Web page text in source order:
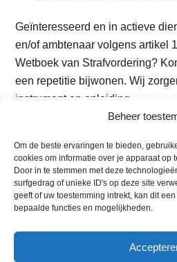
Beheer
Om de beste ervaringen te bieden,
cookies om informatie over je apparaat op
Door in te stemmen met deze
surfgedrag of unieke ID's op deze site
geeft of uw toestemming intrekt, kan dit
bepaalde functies en mogelijkheden.
Geïnteresseerd en in actieve
en/of ambtenaar volgens artikel
Wetboek van Strafvordering?
een repetitie bijwonen. Wij
instrument en opleiding.
De TPK repeteert elke
Enschede.
Mailen voor meer informatie
naar:info@twentsepolitiekapel.nl